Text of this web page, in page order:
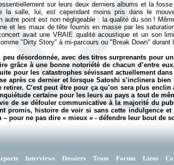
sur leurs deux derniers albums et la
la salle, lui, est cependant moins pris dans le
autre point est non négligeable : la qualité du son !
et les maux de tête fournis en masse par les
avait une VRAIE qualité acoustique et un son
"Dirty Story" à mi-parcours ou "Break Down" durant
peu désordonnée, avec des titres surprenants pour
grâce à une bonne notoriété de chacun d’entre
pour les catastrophes sévissant actuellement
après ce dernier et lorsque Satoshi s’inclinera
C’est peut être pour ça qu’on sera plus enclin
certaine pour les leurs au pays a tout de
de se défouler communicative à la majorité du
promis, histoire de voir si sans cette indulgence et
pour ne pas dire « mieux » - défendre leur bout de
Interviews Dossiers Team Forum Liens